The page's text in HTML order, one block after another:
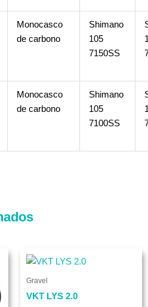
Monocasco
de carbono
Shimano
105
7150SS
Monocasco
de carbono
Shimano
105
7100SS
Gravel
VKT LYS 2.0